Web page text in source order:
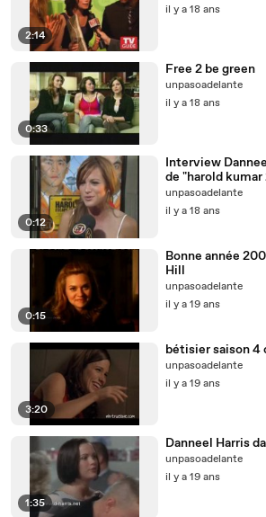
2:14
il y a 18 ans
0:33
Free 2 be green
unpasoadelante
il y a 18 ans
0:12
Interview
de "harold kumar
unpasoadelante
il y a 18 ans
0:15
Bonne année
Hill
unpasoadelante
il y a 19 ans
3:20
bétisier saison 4
unpasoadelante
il y a 19 ans
1:35
Danneel Harris
unpasoadelante
il y a 19 ans